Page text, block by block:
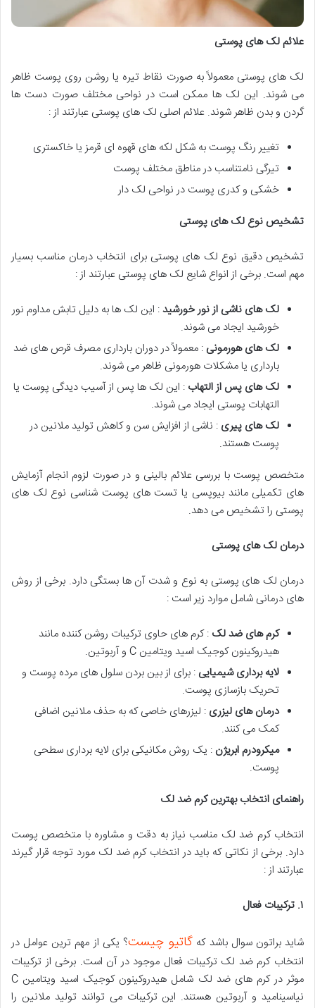
علائم لک های پوستی
لک های پوستی معمولاً به صورت نقاط تیره یا روشن روی پوست ظاهر
می شوند. این لک ها ممکن است در نواحی مختلف صورت دست ها
گردن و بدن ظاهر شوند. علائم اصلی لک های پوستی عبارتند از :
تغییر رنگ پوست به شکل لکه های قهوه ای قرمز یا خاکستری
تیرگی نامتناسب در مناطق مختلف پوست
خشکی و کدری پوست در نواحی لک دار
تشخیص نوع لک های پوستی
تشخیص دقیق نوع لک های پوستی برای انتخاب درمان مناسب بسیار
مهم است. برخی از انواع شایع لک های پوستی عبارتند از :
لک های ناشی از نور خورشید: این لک ها به دلیل تابش مداوم نور
خورشید ایجاد می شوند.
لک های هورمونی : معمولاً در دوران بارداری مصرف قرص های ضد
بارداری یا مشکلات هورمونی ظاهر می شوند.
لک های پس از التهاب : این لک ها پس از آسیب دیدگی پوست یا
التهابات پوستی ایجاد می شوند.
لک های پیری : ناشی از افزایش سن و کاهش تولید ملانین در
پوست هستند.
متخصص پوست با بررسی علائم بالینی و در صورت لزوم انجام آزمایش
های تکمیلی مانند بیوپسی یا تست های پوست شناسی نوع لک های
پوستی را تشخیص می دهد.
درمان لک های پوستی
درمان لک های پوستی به نوع و شدت آن ها بستگی دارد. برخی از روش
های درمانی شامل موارد زیر است :
کرم های ضد لک : کرم های حاوی ترکیبات روشن کننده مانند
هیدروکینون کوجیک اسید ویتامین C و آربوتین.
لایه برداری شیمیایی : برای از بین بردن سلول های مرده پوست و
تحریک بازسازی پوست.
درمان های لیزری : لیزرهای خاصی که به حذف ملانین اضافی
کمک می کنند.
میکرودرم ابریژن : یک روش مکانیکی برای لایه برداری سطحی
پوست.
راهنمای انتخاب بهترین کرم ضد لک
انتخاب کرم ضد لک مناسب نیاز به دقت و مشاوره با متخصص پوست
دارد. برخی از نکاتی که باید در انتخاب کرم ضد لک مورد توجه قرار گیرند
عبارتند از :
۱. ترکیبات فعال
شاید براتون سوال باشد که گاتیو چیست؟ یکی از مهم ترین عوامل در
انتخاب کرم ضد لک ترکیبات فعال موجود در آن است. برخی از ترکیبات
موثر در کرم های ضد لک شامل هیدروکینون کوجیک اسید ویتامین C
نیاسینامید و آربوتین هستند. این ترکیبات می توانند تولید ملانین را